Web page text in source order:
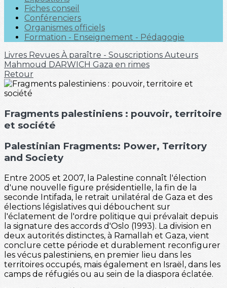
Fiches conseil
Conférenciers
Organismes officiels
Formation - Enseignement - Pédagogie
Livres Revues À paraître - Souscriptions Auteurs
Mahmoud DARWICH Gaza en rimes
Retour
Fragments palestiniens : pouvoir, territoire
et société
Palestinian Fragments: Power, Territory
and Society
Entre 2005 et 2007, la Palestine connaît l'élection
d'une nouvelle figure présidentielle, la fin de la
seconde Intifada, le retrait unilatéral de Gaza et des
élections législatives qui débouchent sur
l'éclatement de l'ordre politique qui prévalait depuis
la signature des accords d'Oslo (1993). La division en
deux autorités distinctes, à Ramallah et Gaza, vient
conclure cette période et durablement reconfigurer
les vécus palestiniens, en premier lieu dans les
territoires occupés, mais également en Israël, dans les
camps de réfugiés ou au sein de la diaspora éclatée.